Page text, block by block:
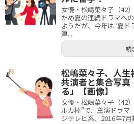
女優・松嶋菜々子（42
ため夏の連続ドラマへ
ようだが、今年は“夏
津...
続
松嶋菜々子、人生
共演者と集合写真
る」【画像】
女優・松嶋菜々子（42
ルカ棒”で、主演ドラマ
ジテレビ系、2016年7